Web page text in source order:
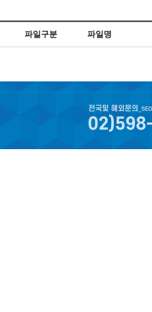
파일구분 파일명